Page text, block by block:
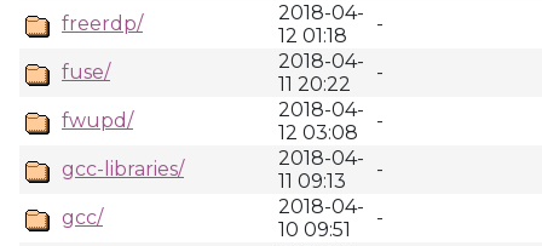
freerdp/
2018-04-
12 01:18
-
fuse/
2018-04-
11 20:22
-
fwupd/
2018-04-
12 03:08
-
gcc-libraries/
2018-04-
11 09:13
-
gcc/
2018-04-
10 09:51
-